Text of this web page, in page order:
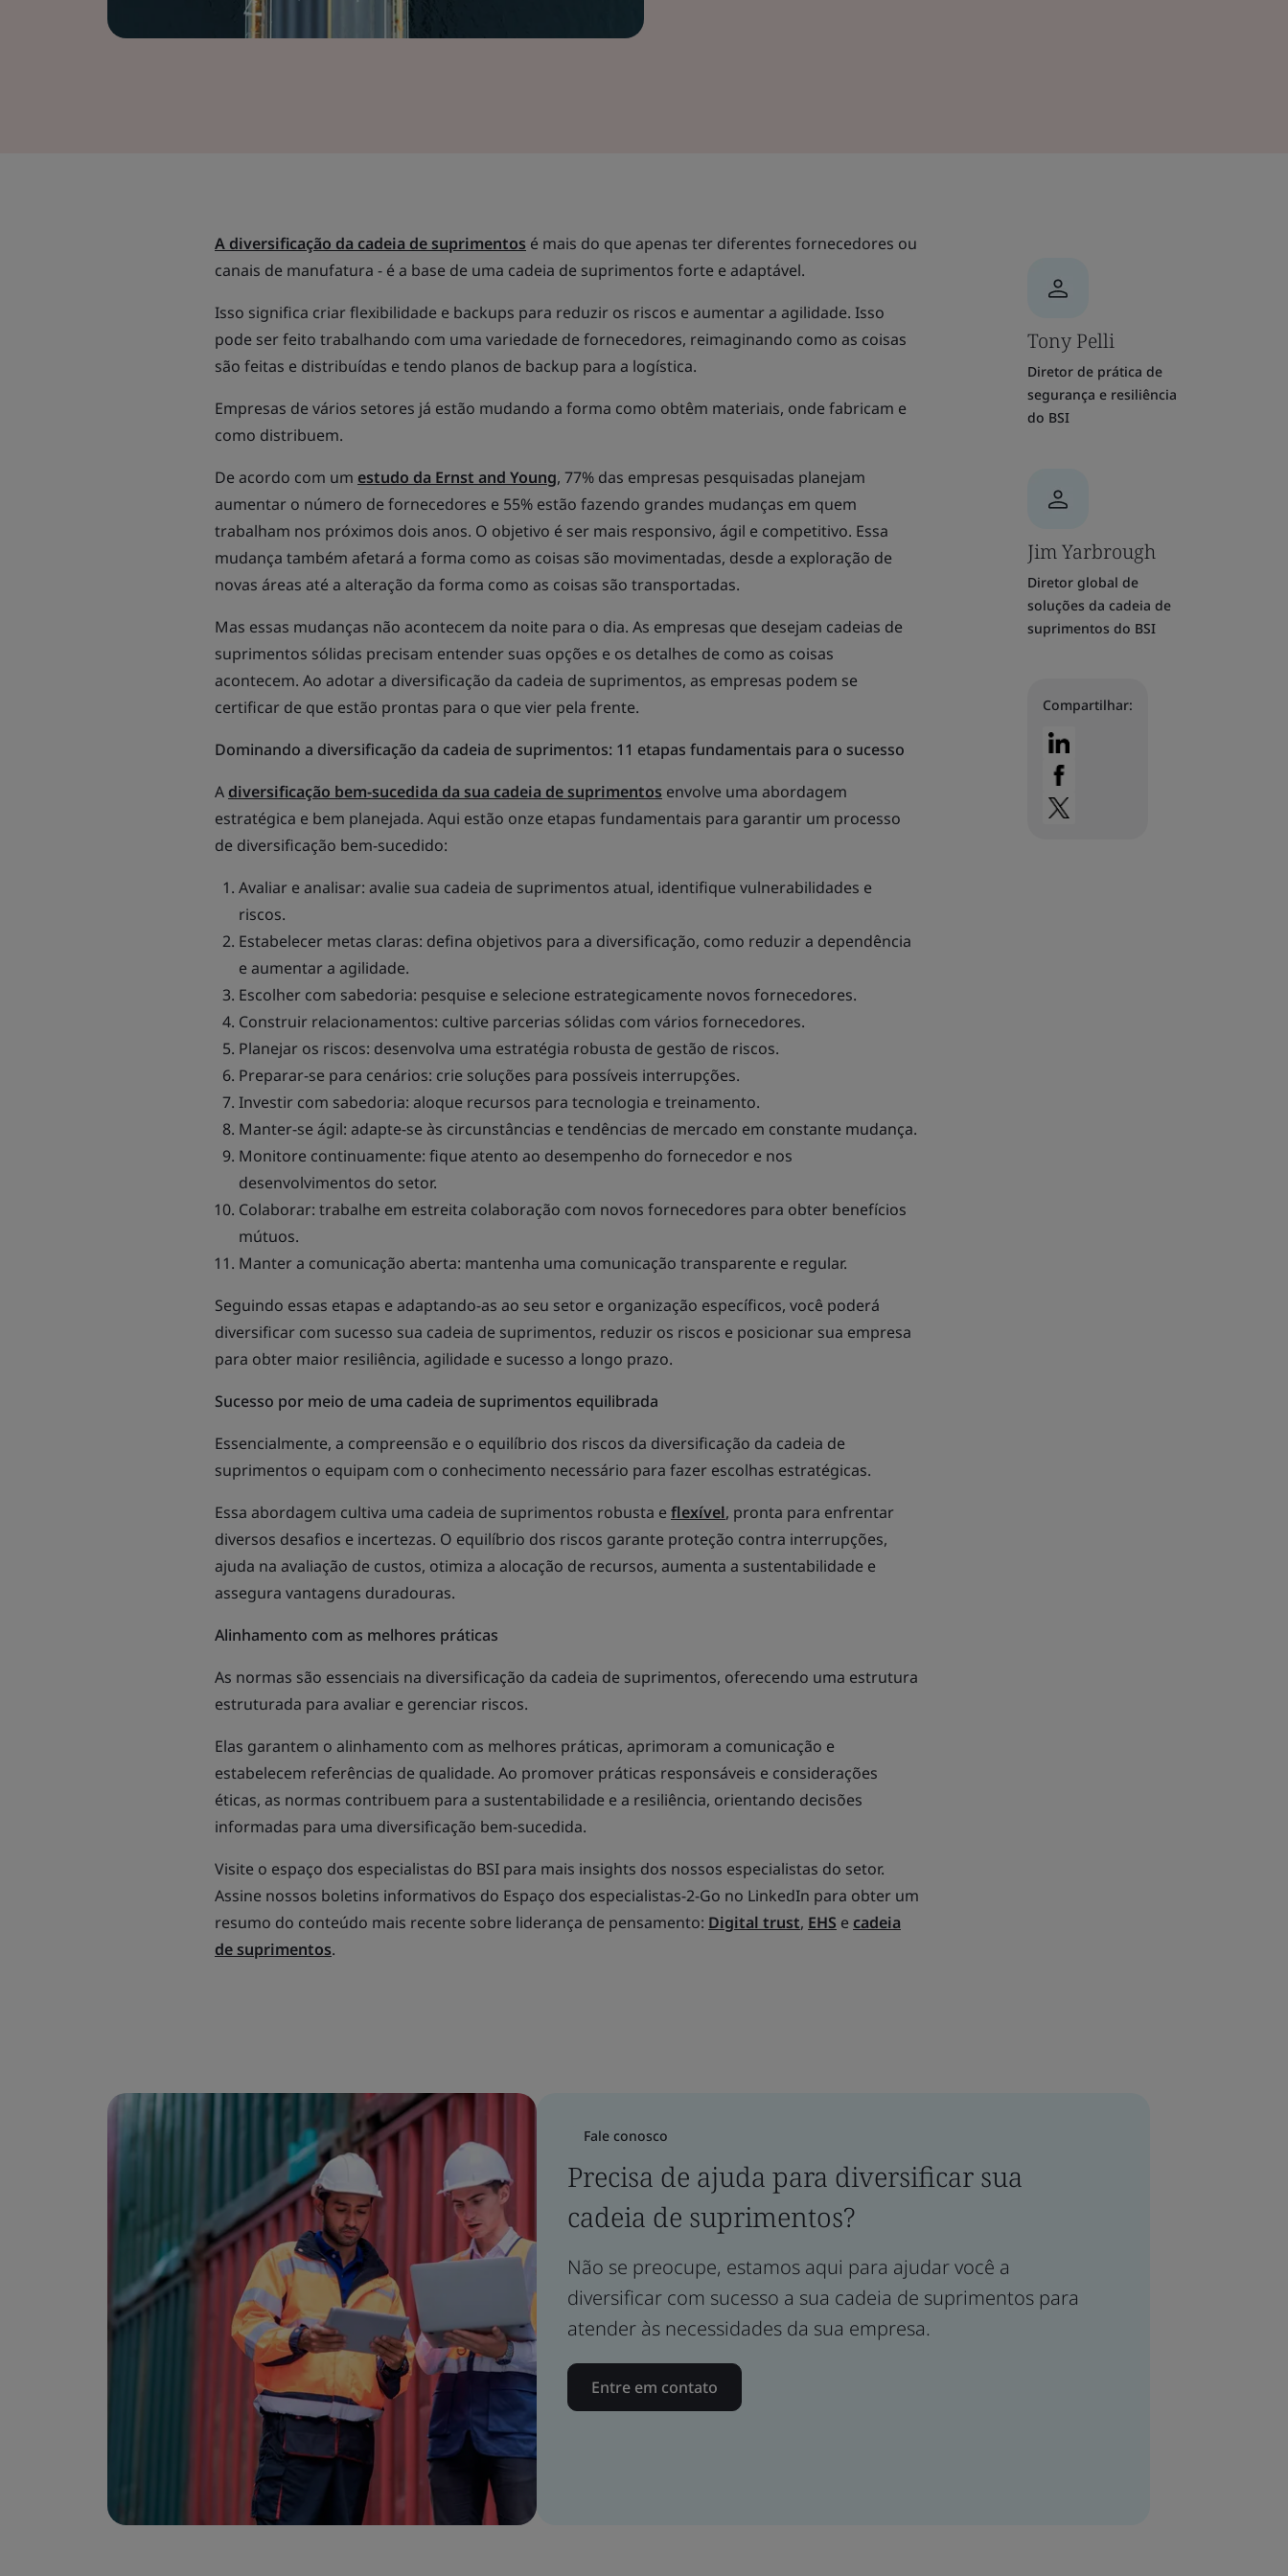
A diversificação da cadeia de suprimentos é mais do que apenas ter diferentes fornecedores ou
canais de manufatura - é a base de uma cadeia de suprimentos forte e adaptável.
Isso significa criar flexibilidade e backups para reduzir os riscos e aumentar a agilidade. Isso
pode ser feito trabalhando com uma variedade de fornecedores, reimaginando como as coisas
são feitas e distribuídas e tendo planos de backup para a logística.
Empresas de vários setores já estão mudando a forma como obtêm materiais, onde fabricam e
como distribuem.
De acordo com um estudo da Ernst and Young, 77% das empresas pesquisadas planejam
aumentar o número de fornecedores e 55% estão fazendo grandes mudanças em quem
trabalham nos próximos dois anos. O objetivo é ser mais responsivo, ágil e competitivo. Essa
mudança também afetará a forma como as coisas são movimentadas, desde a exploração de
novas áreas até a alteração da forma como as coisas são transportadas.
Mas essas mudanças não acontecem da noite para o dia. As empresas que desejam cadeias de
suprimentos sólidas precisam entender suas opções e os detalhes de como as coisas
acontecem. Ao adotar a diversificação da cadeia de suprimentos, as empresas podem se
certificar de que estão prontas para o que vier pela frente.
Dominando a diversificação da cadeia de suprimentos: 11 etapas fundamentais para o sucesso
A diversificação bem-sucedida da sua cadeia de suprimentos envolve uma abordagem
estratégica e bem planejada. Aqui estão onze etapas fundamentais para garantir um processo
de diversificação bem-sucedido:
Avaliar e analisar: avalie sua cadeia de suprimentos atual, identifique vulnerabilidades e
riscos.
Estabelecer metas claras: defina objetivos para a diversificação, como reduzir a dependência
e aumentar a agilidade.
Escolher com sabedoria: pesquise e selecione estrategicamente novos fornecedores.
Construir relacionamentos: cultive parcerias sólidas com vários fornecedores.
Planejar os riscos: desenvolva uma estratégia robusta de gestão de riscos.
Preparar-se para cenários: crie soluções para possíveis interrupções.
Investir com sabedoria: aloque recursos para tecnologia e treinamento.
Manter-se ágil: adapte-se às circunstâncias e tendências de mercado em constante mudança.
Monitore continuamente: fique atento ao desempenho do fornecedor e nos
desenvolvimentos do setor.
Colaborar: trabalhe em estreita colaboração com novos fornecedores para obter benefícios
mútuos.
Manter a comunicação aberta: mantenha uma comunicação transparente e regular.
Seguindo essas etapas e adaptando-as ao seu setor e organização específicos, você poderá
diversificar com sucesso sua cadeia de suprimentos, reduzir os riscos e posicionar sua empresa
para obter maior resiliência, agilidade e sucesso a longo prazo.
Sucesso por meio de uma cadeia de suprimentos equilibrada
Essencialmente, a compreensão e o equilíbrio dos riscos da diversificação da cadeia de
suprimentos o equipam com o conhecimento necessário para fazer escolhas estratégicas.
Essa abordagem cultiva uma cadeia de suprimentos robusta e flexível, pronta para enfrentar
diversos desafios e incertezas. O equilíbrio dos riscos garante proteção contra interrupções,
ajuda na avaliação de custos, otimiza a alocação de recursos, aumenta a sustentabilidade e
assegura vantagens duradouras.
Alinhamento com as melhores práticas
As normas são essenciais na diversificação da cadeia de suprimentos, oferecendo uma estrutura
estruturada para avaliar e gerenciar riscos.
Elas garantem o alinhamento com as melhores práticas, aprimoram a comunicação e
estabelecem referências de qualidade. Ao promover práticas responsáveis e considerações
éticas, as normas contribuem para a sustentabilidade e a resiliência, orientando decisões
informadas para uma diversificação bem-sucedida.
Visite o espaço dos especialistas do BSI para mais insights dos nossos especialistas do setor.
Assine nossos boletins informativos do Espaço dos especialistas-2-Go no LinkedIn para obter um
resumo do conteúdo mais recente sobre liderança de pensamento: Digital trust, EHS e cadeia
de suprimentos.
Tony Pelli
Diretor de prática de
segurança e resiliência
do BSI
Jim Yarbrough
Diretor global de
soluções da cadeia de
suprimentos do BSI
Compartilhar:
Fale conosco
Precisa de ajuda para diversificar sua
cadeia de suprimentos?
Não se preocupe, estamos aqui para ajudar você a
diversificar com sucesso a sua cadeia de suprimentos para
atender às necessidades da sua empresa.
Entre em contato